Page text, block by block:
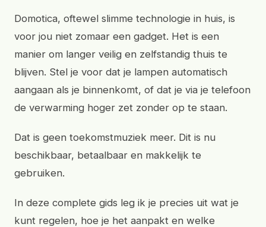
Domotica, oftewel slimme technologie in huis, is
voor jou niet zomaar een gadget. Het is een
manier om langer veilig en zelfstandig thuis te
blijven. Stel je voor dat je lampen automatisch
aangaan als je binnenkomt, of dat je via je telefoon
de verwarming hoger zet zonder op te staan.
Dat is geen toekomstmuziek meer. Dit is nu
beschikbaar, betaalbaar en makkelijk te
gebruiken.
In deze complete gids leg ik je precies uit wat je
kunt regelen, hoe je het aanpakt en welke